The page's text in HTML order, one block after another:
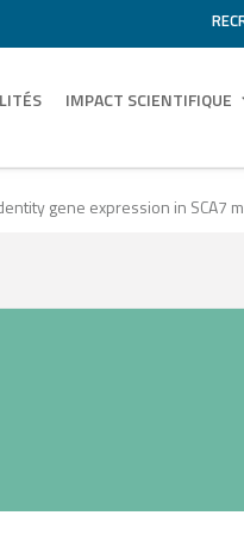
IMPACT SCIENTIFIQUE
gene expression in SCA7